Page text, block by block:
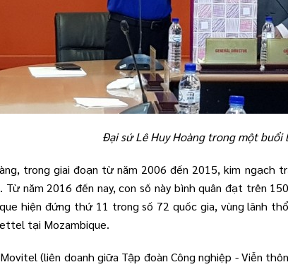
Đại sứ Lê Huy Hoàng trong một
trong giai đoạn từ năm 2006 đến 2015, kim
Từ năm 2016 đến nay, con số này bình quân đạt trên
hiện đứng thứ 11 trong số 72 quốc gia, vùng lãnh
tại Mozambique.
(liên doanh giữa Tập đoàn Công nghiệp - Viễn